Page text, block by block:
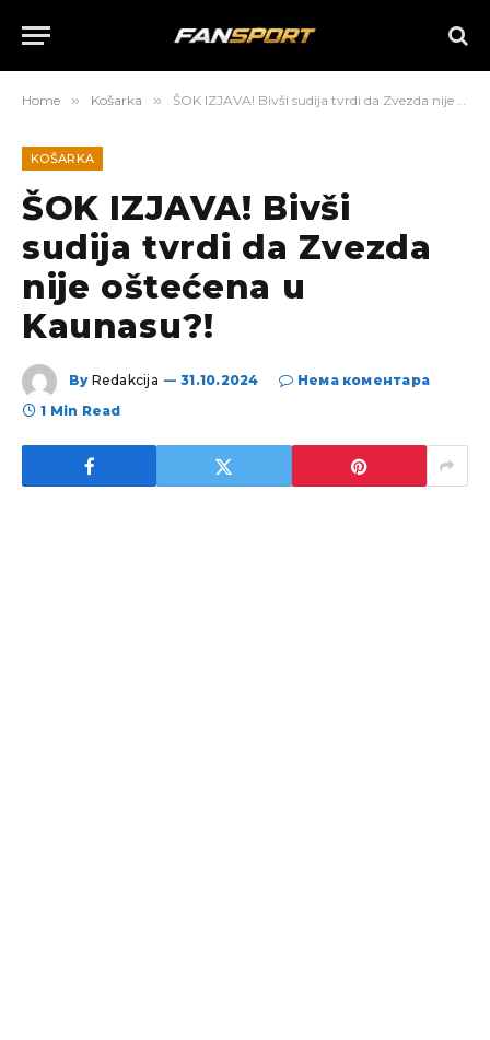
Home » Košarka » ŠOK IZJAVA! Bivši sudija tvrdi da Zvezda nije oštećena u Kaunasu?!
KOŠARKA
ŠOK IZJAVA! Bivši
sudija tvrdi da Zvezda
nije oštećena u
Kaunasu?!
By Redakcija 31.10.2024
Нема коментара
1 Min Read